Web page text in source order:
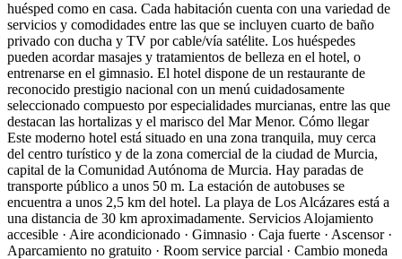
huésped como en casa. Cada habitación cuenta con una variedad de
servicios y comodidades entre las que se incluyen cuarto de baño
privado con ducha y TV por cable/vía satélite. Los huéspedes
pueden acordar masajes y tratamientos de belleza en el hotel, o
entrenarse en el gimnasio. El hotel dispone de un restaurante de
reconocido prestigio nacional con un menú cuidadosamente
seleccionado compuesto por especialidades murcianas, entre las que
destacan las hortalizas y el marisco del Mar Menor. Cómo llegar
Este moderno hotel está situado en una zona tranquila, muy cerca
del centro turístico y de la zona comercial de la ciudad de Murcia,
capital de la Comunidad Autónoma de Murcia. Hay paradas de
transporte público a unos 50 m. La estación de autobuses se
encuentra a unos 2,5 km del hotel. La playa de Los Alcázares está a
una distancia de 30 km aproximadamente. Servicios Alojamiento
accesible · Aire acondicionado · Gimnasio · Caja fuerte · Ascensor ·
Aparcamiento no gratuito · Room service parcial · Cambio moneda